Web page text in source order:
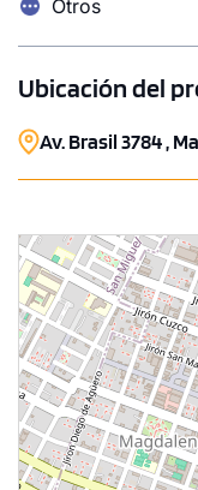
1 unidad disponible
S/ 795,000
Modelo A2
3 dorms.
Otros
Ubicación del
Av. Brasil 3784 ,